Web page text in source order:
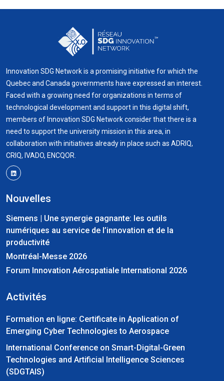
Innovation SDG Network is a promising initiative for which the
Quebec and Canada governments have expressed an interest.
Faced with a growing need for organizations in terms of
technological development and support in this digital shift,
members of Innovation SDG Network consider that there is a
need to support the university mission in this area, in
collaboration with initiatives already in place such as ADRIQ,
CRIQ, IVADO, ENCQOR.
Nouvelles
Siemens | Une synergie gagnante: les outils
numériques au service de l’innovation et de la
productivité
Montréal-Messe 2026
Forum Innovation Aérospatiale International 2026
Activités
Formation en ligne: Certificate in Application of
Emerging Cyber Technologies to Aerospace
International Conference on Smart-Digital-Green
Technologies and Artificial Intelligence Sciences
(SDGTAIS)